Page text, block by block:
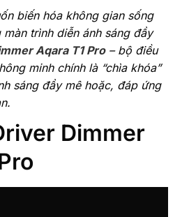
biến hóa không gian sống
trình diễn ánh sáng đầy
Aqara T1 Pro– bộ điều
minh chính là “chìa khóa”
sáng đầy mê hoặc, đáp ứng
Dimmer